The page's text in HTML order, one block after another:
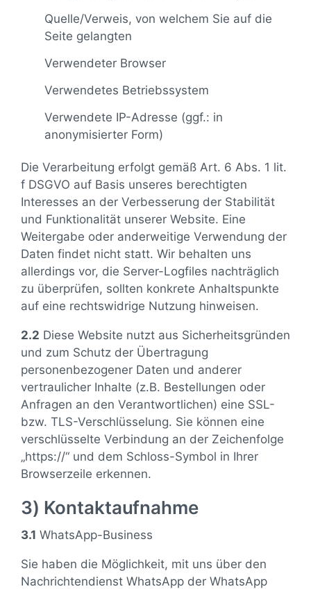
Quelle/Verweis, von welchem Sie auf die
Seite gelangten
Verwendeter Browser
Verwendetes Betriebssystem
Verwendete IP-Adresse (ggf.: in
anonymisierter Form)
Die Verarbeitung erfolgt gemäß Art. 6 Abs. 1 lit.
f DSGVO auf Basis unseres berechtigten
Interesses an der Verbesserung der Stabilität
und Funktionalität unserer Website. Eine
Weitergabe oder anderweitige Verwendung der
Daten findet nicht statt. Wir behalten uns
allerdings vor, die Server-Logfiles nachträglich
zu überprüfen, sollten konkrete Anhaltspunkte
auf eine rechtswidrige Nutzung hinweisen.
2.2 Diese Website nutzt aus Sicherheitsgründen
und zum Schutz der Übertragung
personenbezogener Daten und anderer
vertraulicher Inhalte (z.B. Bestellungen oder
Anfragen an den Verantwortlichen) eine SSL-
bzw. TLS-Verschlüsselung. Sie können eine
verschlüsselte Verbindung an der Zeichenfolge
„https://“ und dem Schloss-Symbol in Ihrer
Browserzeile erkennen.
3) Kontaktaufnahme
3.1 WhatsApp-Business
Sie haben die Möglichkeit, mit uns über den
Nachrichtendienst WhatsApp der WhatsApp